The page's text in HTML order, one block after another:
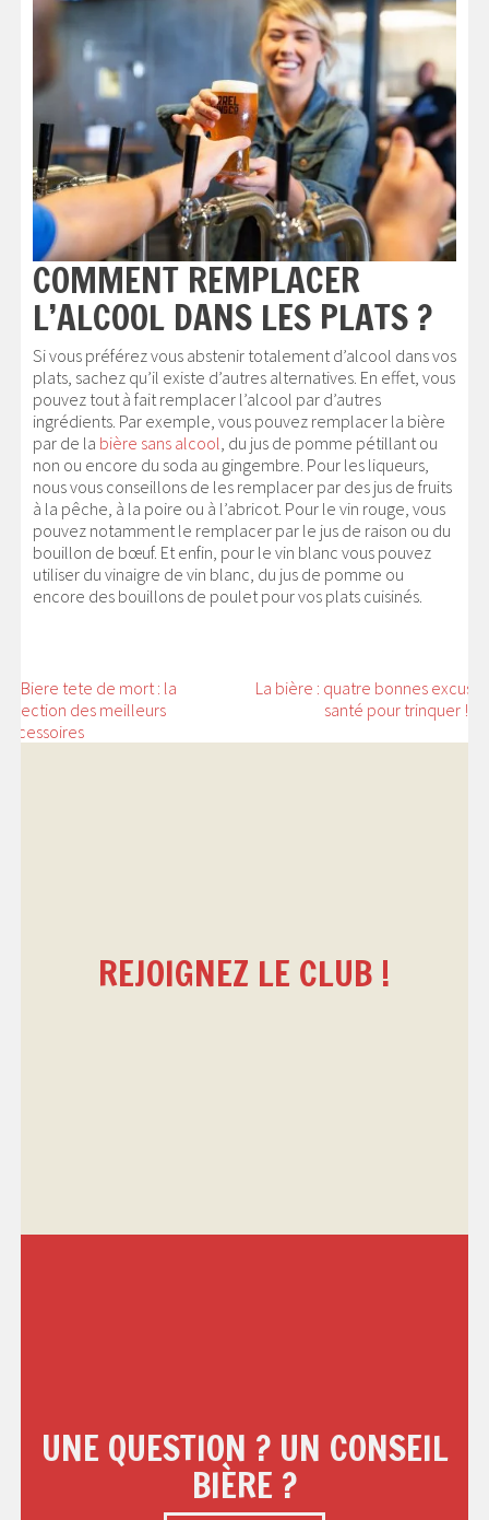
COMMENT REMPLACER
L’ALCOOL DANS LES PLATS ?
Si vous préférez vous abstenir totalement d’alcool dans vos
plats, sachez qu’il existe d’autres alternatives. En effet, vous
pouvez tout à fait remplacer l’alcool par d’autres
ingrédients. Par exemple, vous pouvez remplacer la bière
par de la bière sans alcool , du jus de pomme pétillant ou
non ou encore du soda au gingembre. Pour les liqueurs,
nous vous conseillons de les remplacer par des jus de fruits
à la pêche, à la poire ou à l’abricot. Pour le vin rouge, vous
pouvez notamment le remplacer par le jus de raison ou du
bouillon de bœuf. Et enfin, pour le vin blanc vous pouvez
utiliser du vinaigre de vin blanc, du jus de pomme ou
encore des bouillons de poulet pour vos plats cuisinés.
NAVIGATION
DE
Biere tete de mort : la
sélection des meilleurs
accessoires
La bière : quatre bonnes excuses
santé pour trinquer !
REJOIGNEZ LE CLUB !
UNE QUESTION ? UN CONSEIL
BIÈRE ?